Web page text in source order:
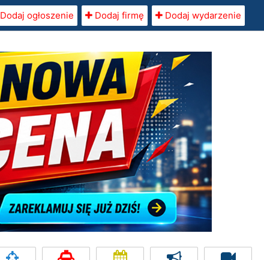
Dodaj ogłoszenie Dodaj firmę Dodaj wydarzenie